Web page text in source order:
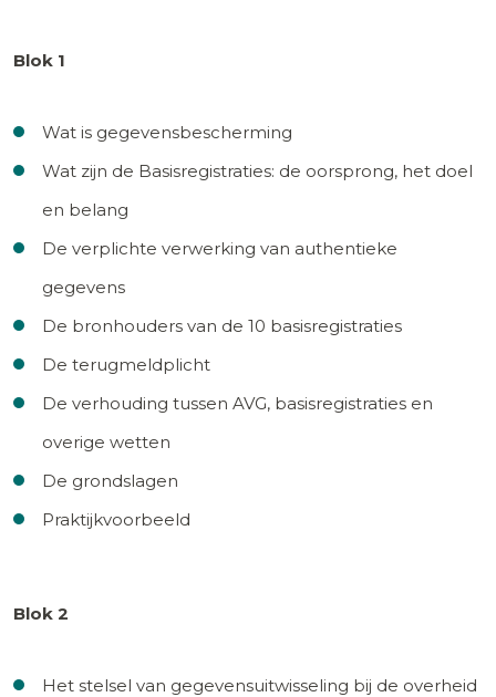
Blok 1
Wat is gegevensbescherming
Wat zijn de Basisregistraties: de oorsprong, het doel
en belang
De verplichte verwerking van authentieke
gegevens
De bronhouders van de 10 basisregistraties
De terugmeldplicht
De verhouding tussen AVG, basisregistraties en
overige wetten
De grondslagen
Praktijkvoorbeeld
Blok 2
Het stelsel van gegevensuitwisseling bij de overheid